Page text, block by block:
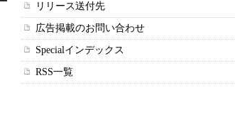
リリース送付先
広告掲載のお問い合わせ
Specialインデックス
RSS一覧